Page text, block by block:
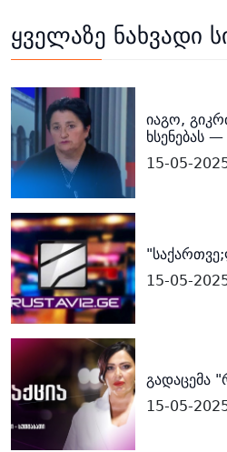
ყველაზე ნახვადი
იაგო,
ხსენებას
15-05-
15-05-
გადაცემა
15-05-